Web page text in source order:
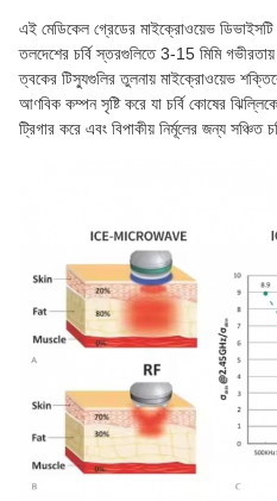
এই মেডিকেল গ্রেডের মাইক্রোওয়েভ
তলদেশের চর্বি স্তরগুলিতে 3-15 মিমি
ত্বকের টিস্যুগুলির তুলনায় মাইক্রোওয়েভ
আণবিক কম্পন সৃষ্টি করে যা চর্বি কোষের
ট্রিগার করে এবং বিপাকীয় নির্মূলের জন্য সঞ্চিত